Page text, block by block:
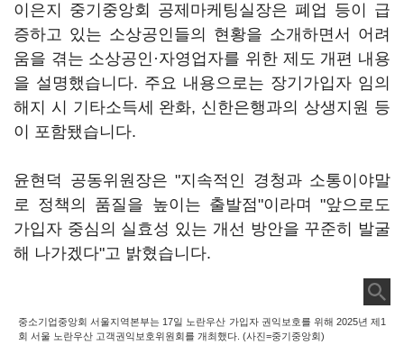
이은지 중기중앙회 공제마케팅실장은 폐업 등이 급
증하고 있는 소상공인들의 현황을 소개하면서 어려
움을 겪는 소상공인·자영업자를 위한 제도 개편 내용
을 설명했습니다. 주요 내용으로는 장기가입자 임의
해지 시 기타소득세 완화, 신한은행과의 상생지원 등
이 포함됐습니다.
윤현덕 공동위원장은 "지속적인 경청과 소통이야말
로 정책의 품질을 높이는 출발점"이라며 "앞으로도
가입자 중심의 실효성 있는 개선 방안을 꾸준히 발굴
해 나가겠다"고 밝혔습니다.
중소기업중앙회 서울지역본부는 17일 노란우산 가입자 권익보호를 위해 2025년 제1
회 서울 노란우산 고객권익보호위원회를 개최했다. (사진=중기중앙회)